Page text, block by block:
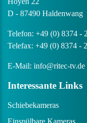
D - 87490 Haldenwang
Telefon: +49 (0) 8374 -
Telefax: +49 (0) 8374 -
E-Mail: info@ritec-tv.de
Inter­es­sante Links
Schiebekameras